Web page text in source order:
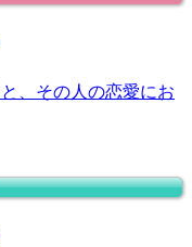
、その人の恋愛にお